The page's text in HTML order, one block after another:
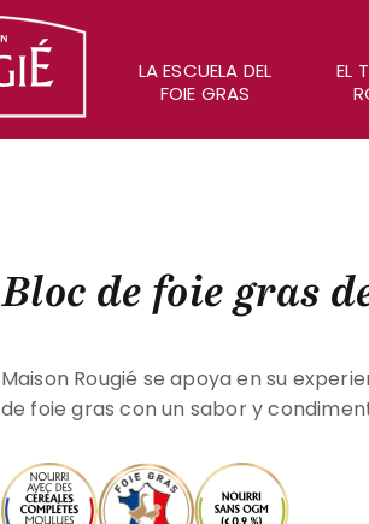
LA ESCUELA DEL
FOIE GRAS
EL
Bloc de foie gras
Maison Rougié se apoya en su
de foie gras con un sabor y